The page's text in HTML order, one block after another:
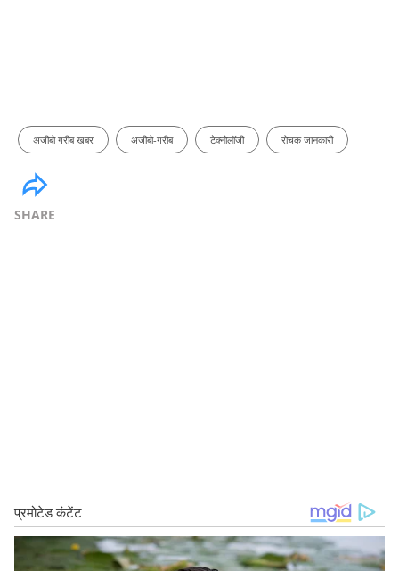
अजीबो गरीब खबर अजीबो-गरीब टेक्नोलॉजी रोचक जानकारी
SHARE